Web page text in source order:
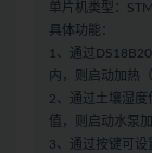
单片机类型：
具体功能：
1、通过
内，则启动加热
2、通过土壤湿度
值，则启动水泵
3、通过按键可设